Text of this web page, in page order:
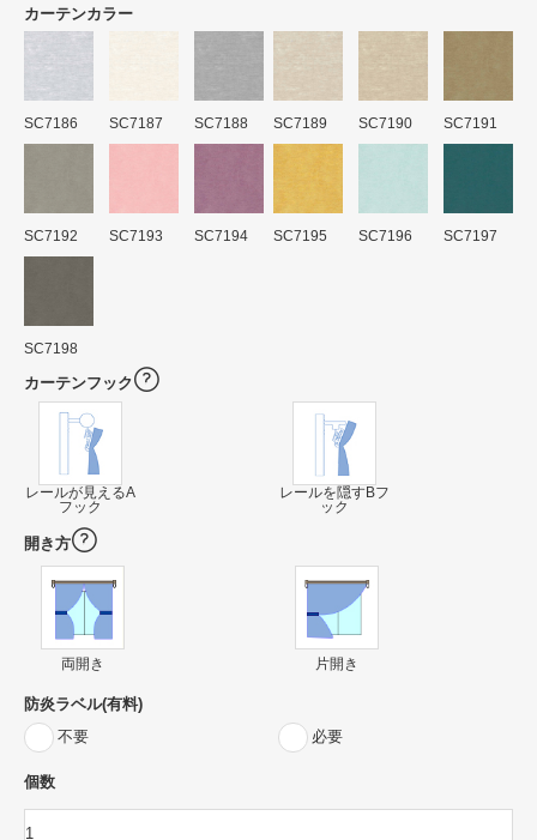
カーテンカラー
SC7186 SC7187 SC7188 SC7189 SC7190 SC7191
SC7192 SC7193 SC7194 SC7195 SC7196 SC7197
SC7198
カーテンフック
レールが見えるA
フック
レールを隠すBフ
ック
開き方
両開き 片開き
防炎ラベル(有料)
不要
必要
個数